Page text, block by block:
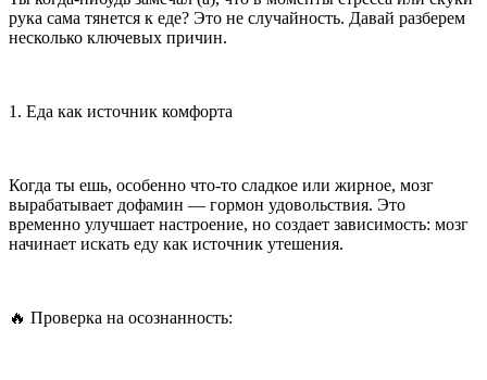
рука сама тянется к еде? Это не случайность. Давай разберем
несколько ключевых причин.
1. Еда как источник комфорта
Когда ты ешь, особенно что-то сладкое или жирное, мозг
вырабатывает дофамин — гормон удовольствия. Это
временно улучшает настроение, но создает зависимость: мозг
начинает искать еду как источник утешения.
🔥 Проверка на осознанность: